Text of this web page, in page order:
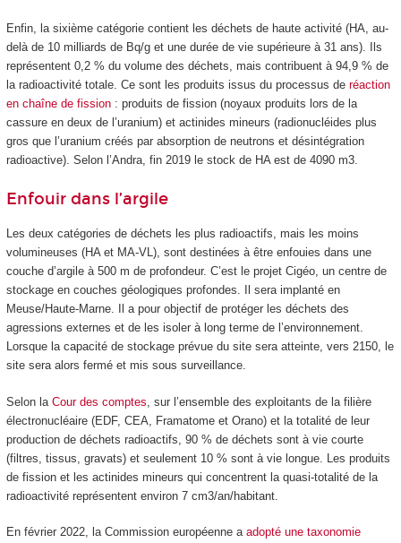
Enfin, la sixième catégorie contient les déchets de haute activité (HA, au-
delà de 10 milliards de Bq/g et une durée de vie supérieure à 31 ans). Ils
représentent 0,2 % du volume des déchets, mais contribuent à 94,9 % de
la radioactivité totale. Ce sont les produits issus du processus de réaction
en chaîne de fission: produits de fission (noyaux produits lors de la
cassure en deux de l’uranium) et actinides mineurs (radionucléides plus
gros que l’uranium créés par absorption de neutrons et désintégration
radioactive). Selon l’Andra, fin 2019 le stock de HA est de 4090 m3.
Enfouir dans l’argile
Les deux catégories de déchets les plus radioactifs, mais les moins
volumineuses (HA et MA-VL), sont destinées à être enfouies dans une
couche d’argile à 500 m de profondeur. C’est le projet Cigéo, un centre de
stockage en couches géologiques profondes. Il sera implanté en
Meuse/Haute-Marne. Il a pour objectif de protéger les déchets des
agressions externes et de les isoler à long terme de l’environnement.
Lorsque la capacité de stockage prévue du site sera atteinte, vers 2150, le
site sera alors fermé et mis sous surveillance.
Selon la Cour des comptes , sur l’ensemble des exploitants de la filière
électronucléaire (EDF, CEA, Framatome et Orano) et la totalité de leur
production de déchets radioactifs, 90 % de déchets sont à vie courte
(filtres, tissus, gravats) et seulement 10 % sont à vie longue. Les produits
de fission et les actinides mineurs qui concentrent la quasi-totalité de la
radioactivité représentent environ 7 cm3/an/habitant.
En février 2022, la Commission européenne a adopté une taxonomie